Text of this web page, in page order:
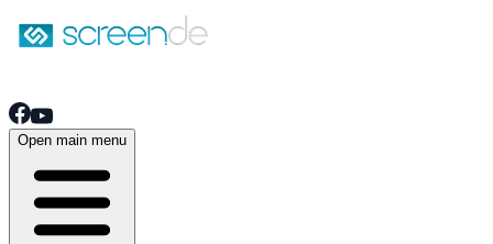
Open main menu